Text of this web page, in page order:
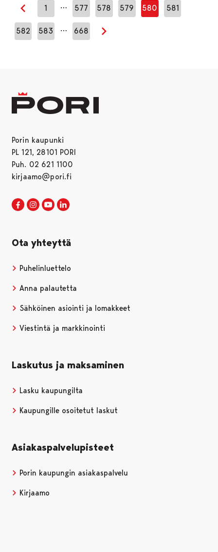
Edellinen sivu
1 … 577 578 579 580 581
582 583 … 668
Seuraava sivu
Porin kaupunki
PL 121, 28101 PORI
Puh. 02 621 1100
kirjaamo@pori.fi
Porin kaupunki Facebookissa
Avautuu uudessa välilehdessä
Porin kaupunki Instagramissa
Avautuu uudessa välilehdessä
Porin kaupunki Youtubessa
Avautuu uudessa välilehdessä
Ota yhteyttä
Puhelinluettelo
Anna palautetta
Sähköinen asiointi ja lomakkeet
Viestintä ja markkinointi
Laskutus ja maksaminen
Lasku kaupungilta
Kaupungille osoitetut laskut
Asiakaspalvelupisteet
Porin kaupungin asiakaspalvelu
Kirjaamo